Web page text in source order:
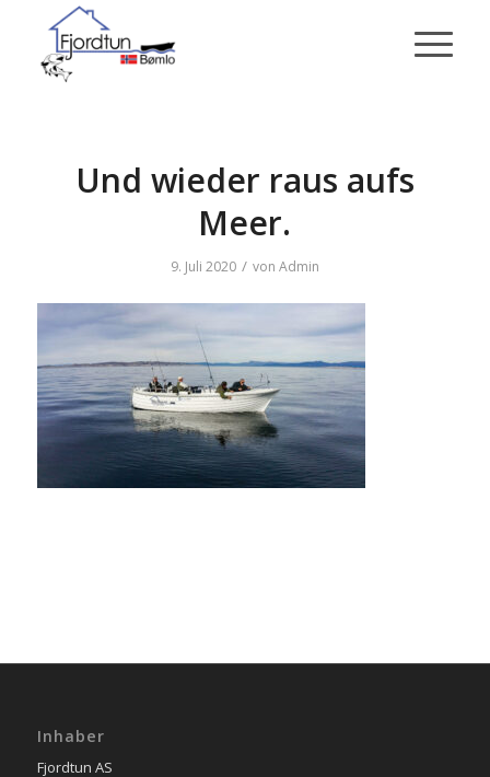
Und wieder raus aufs
Meer.
9. Juli 2020 / von Admin
Inhaber
Fjordtun AS